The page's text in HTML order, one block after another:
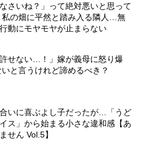
さいね？」って絶対悪いと思って
の畑に平然と踏み入る隣人…無
動にモヤモヤが止まらない
許せない…！」嫁が義母に怒り爆
と言うけれど諦めるべき？
いに喜ぶよし子だったが…「うど
ス」から始まる小さな違和感【あ
せん Vol.5】